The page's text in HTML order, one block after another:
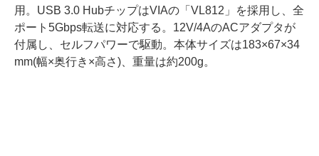
用。USB 3.0 HubチップはVIAの「VL812」を採用し、全
ポート5Gbps転送に対応する。12V/4AのACアダプタが
付属し、セルフパワーで駆動。本体サイズは183×67×34
mm(幅×奥行き×高さ)、重量は約200g。